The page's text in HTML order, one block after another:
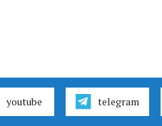
youtube telegram